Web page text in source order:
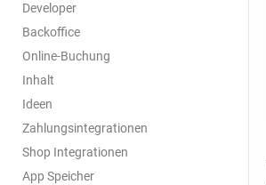
Developer
Backoffice
Online-Buchung
Inhalt
Ideen
Zahlungsintegrationen
Shop Integrationen
App Speicher